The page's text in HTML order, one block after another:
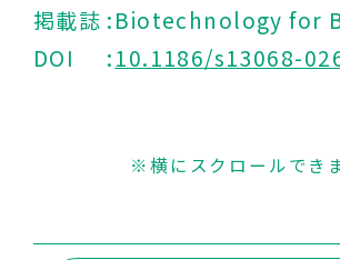
掲載誌 Biotechnology for
DOI
10.1186/s13068-
※横にスクロールでき